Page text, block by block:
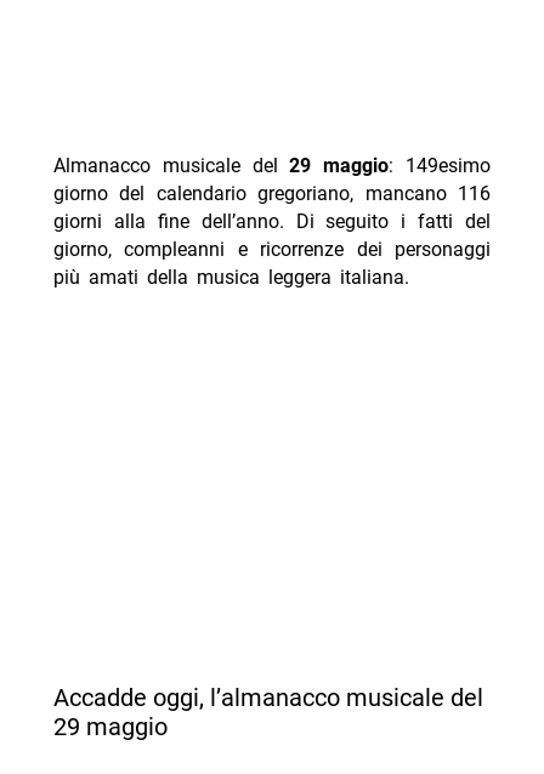
Almanacco musicale del29 maggio: 149esimo
giorno del calendario gregoriano, mancano 116
giorni alla fine dell’anno. Di seguito i fatti del
giorno, compleanni e ricorrenze dei personaggi
più amati della musica leggera italiana.
Accadde oggi, l’almanacco musicale del
29 maggio